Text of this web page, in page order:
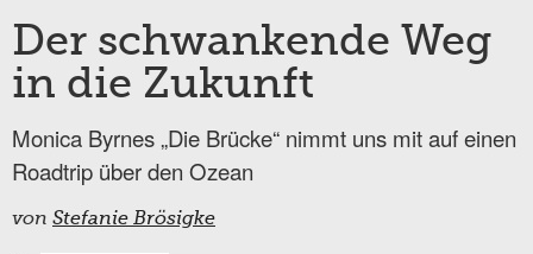
Der schwankende Weg
in die Zukunft
Monica Byrnes „Die Brücke“ nimmt uns mit auf einen
Roadtrip über den Ozean
von Stefanie Brösigke